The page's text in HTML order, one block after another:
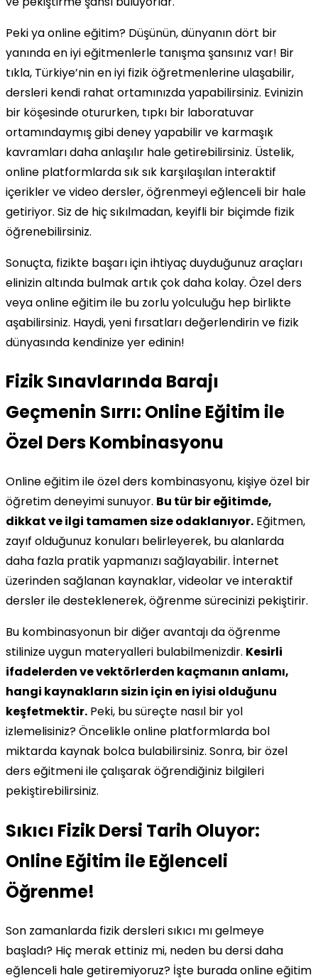
Peki ya online eğitim? Düşünün, dünyanın dört bir
yanında en iyi eğitmenlerle tanışma şansınız var! Bir
tıkla, Türkiye’nin en iyi fizik öğretmenlerine ulaşabilir,
dersleri kendi rahat ortamınızda yapabilirsiniz. Evinizin
bir köşesinde otururken, tıpkı bir laboratuvar
ortamındaymış gibi deney yapabilir ve karmaşık
kavramları daha anlaşılır hale getirebilirsiniz. Üstelik,
online platformlarda sık sık karşılaşılan interaktif
içerikler ve video dersler, öğrenmeyi eğlenceli bir hale
getiriyor. Siz de hiç sıkılmadan, keyifli bir biçimde fizik
öğrenebilirsiniz.
Sonuçta, fizikte başarı için ihtiyaç duyduğunuz araçları
elinizin altında bulmak artık çok daha kolay. Özel ders
veya online eğitim ile bu zorlu yolculuğu hep birlikte
aşabilirsiniz. Haydi, yeni fırsatları değerlendirin ve fizik
dünyasında kendinize yer edinin!
Fizik Sınavlarında Barajı
Geçmenin Sırrı: Online Eğitim ile
Özel Ders Kombinasyonu
Online eğitim ile özel ders kombinasyonu, kişiye özel bir
öğretim deneyimi sunuyor. Bu tür bir eğitimde,
dikkat ve ilgi tamamen size odaklanıyor. Eğitmen,
zayıf olduğunuz konuları belirleyerek, bu alanlarda
daha fazla pratik yapmanızı sağlayabilir. İnternet
üzerinden sağlanan kaynaklar, videolar ve interaktif
dersler ile desteklenerek, öğrenme sürecinizi pekiştirir.
Bu kombinasyonun bir diğer avantajı da öğrenme
stilinize uygun materyalleri bulabilmenizdir. Kesirli
ifadelerden ve vektörlerden kaçmanın anlamı,
hangi kaynakların sizin için en iyisi olduğunu
keşfetmektir. Peki, bu süreçte nasıl bir yol
izlemelisiniz? Öncelikle online platformlarda bol
miktarda kaynak bolca bulabilirsiniz. Sonra, bir özel
ders eğitmeni ile çalışarak öğrendiğiniz bilgileri
pekiştirebilirsiniz.
Sıkıcı Fizik Dersi Tarih Oluyor:
Online Eğitim ile Eğlenceli
Öğrenme!
Son zamanlarda fizik dersleri sıkıcı mı gelmeye
başladı? Hiç merak ettiniz mi, neden bu dersi daha
eğlenceli hale getiremiyoruz? İşte burada online eğitim